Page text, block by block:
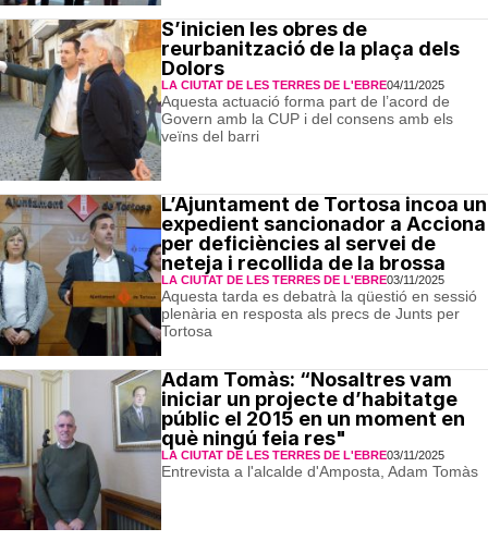
S’inicien les obres de
reurbanització de la plaça dels
Dolors
LA CIUTAT DE LES TERRES DE L'EBRE04/11/2025
Aquesta actuació forma part de l’acord de
Govern amb la CUP i del consens amb els
veïns del barri
L’Ajuntament de Tortosa incoa un
expedient sancionador a Acciona
per deficiències al servei de
neteja i recollida de la brossa
LA CIUTAT DE LES TERRES DE L'EBRE03/11/2025
Aquesta tarda es debatrà la qüestió en sessió
plenària en resposta als precs de Junts per
Tortosa
Adam Tomàs: “Nosaltres vam
iniciar un projecte d’habitatge
públic el 2015 en un moment en
què ningú feia res"
LA CIUTAT DE LES TERRES DE L'EBRE03/11/2025
Entrevista a l'alcalde d'Amposta, Adam Tomàs